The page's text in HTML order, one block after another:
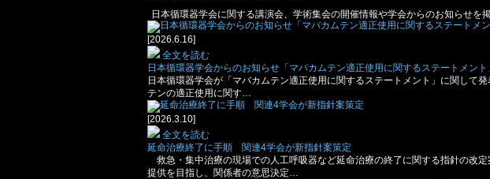
日本循環器学会に関する講演会、学術集会の開催情報や学会からのお知らせを
[2026.6.16]
全文を読む
日本循環器学会からのお知らせ「マバカムテン適正使用に関するステートメン
日本循環器学会が「マバカムテン適正使用に関するステートメント」に関して
テンの適正使用に関す…
[2026.3.10]
全文を読む
延命治療終了に手順 関連4学会が新指針案策定
救急・集中治療の現場での人工呼吸器など延命治療の終了に関する指針の改
提供を目指し、関係者の意思決定…